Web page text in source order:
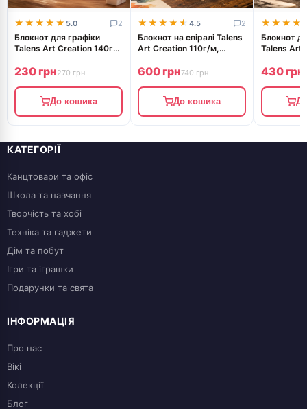
★★★★★
★★★★★ 5.0 2
Блокнот для графіки
Talens Art Creation 140г/
Pink, Royal Talens
230 грн270 грн
До кошика
★★★★★
★★★★★ 4.5 2
Блокнот на спіралі Talens
Art Creation 110г/м,
Talens
600 грн740 грн
До кошика
Блокнот
Talens Art
Silver
9314042M
430 грн
КАТЕГОРІЇ
Канцтовари та офіс
Школа та навчання
Творчість та хобі
Техніка та гаджети
Дім та побут
Ігри та іграшки
Подарунки та свята
ІНФОРМАЦІЯ
Про нас
Вікі
Колекції
Блог